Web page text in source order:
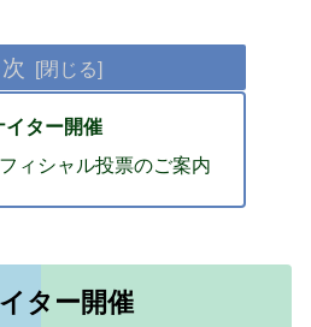
イター開催
ィシャル投票のご案内
ター開催